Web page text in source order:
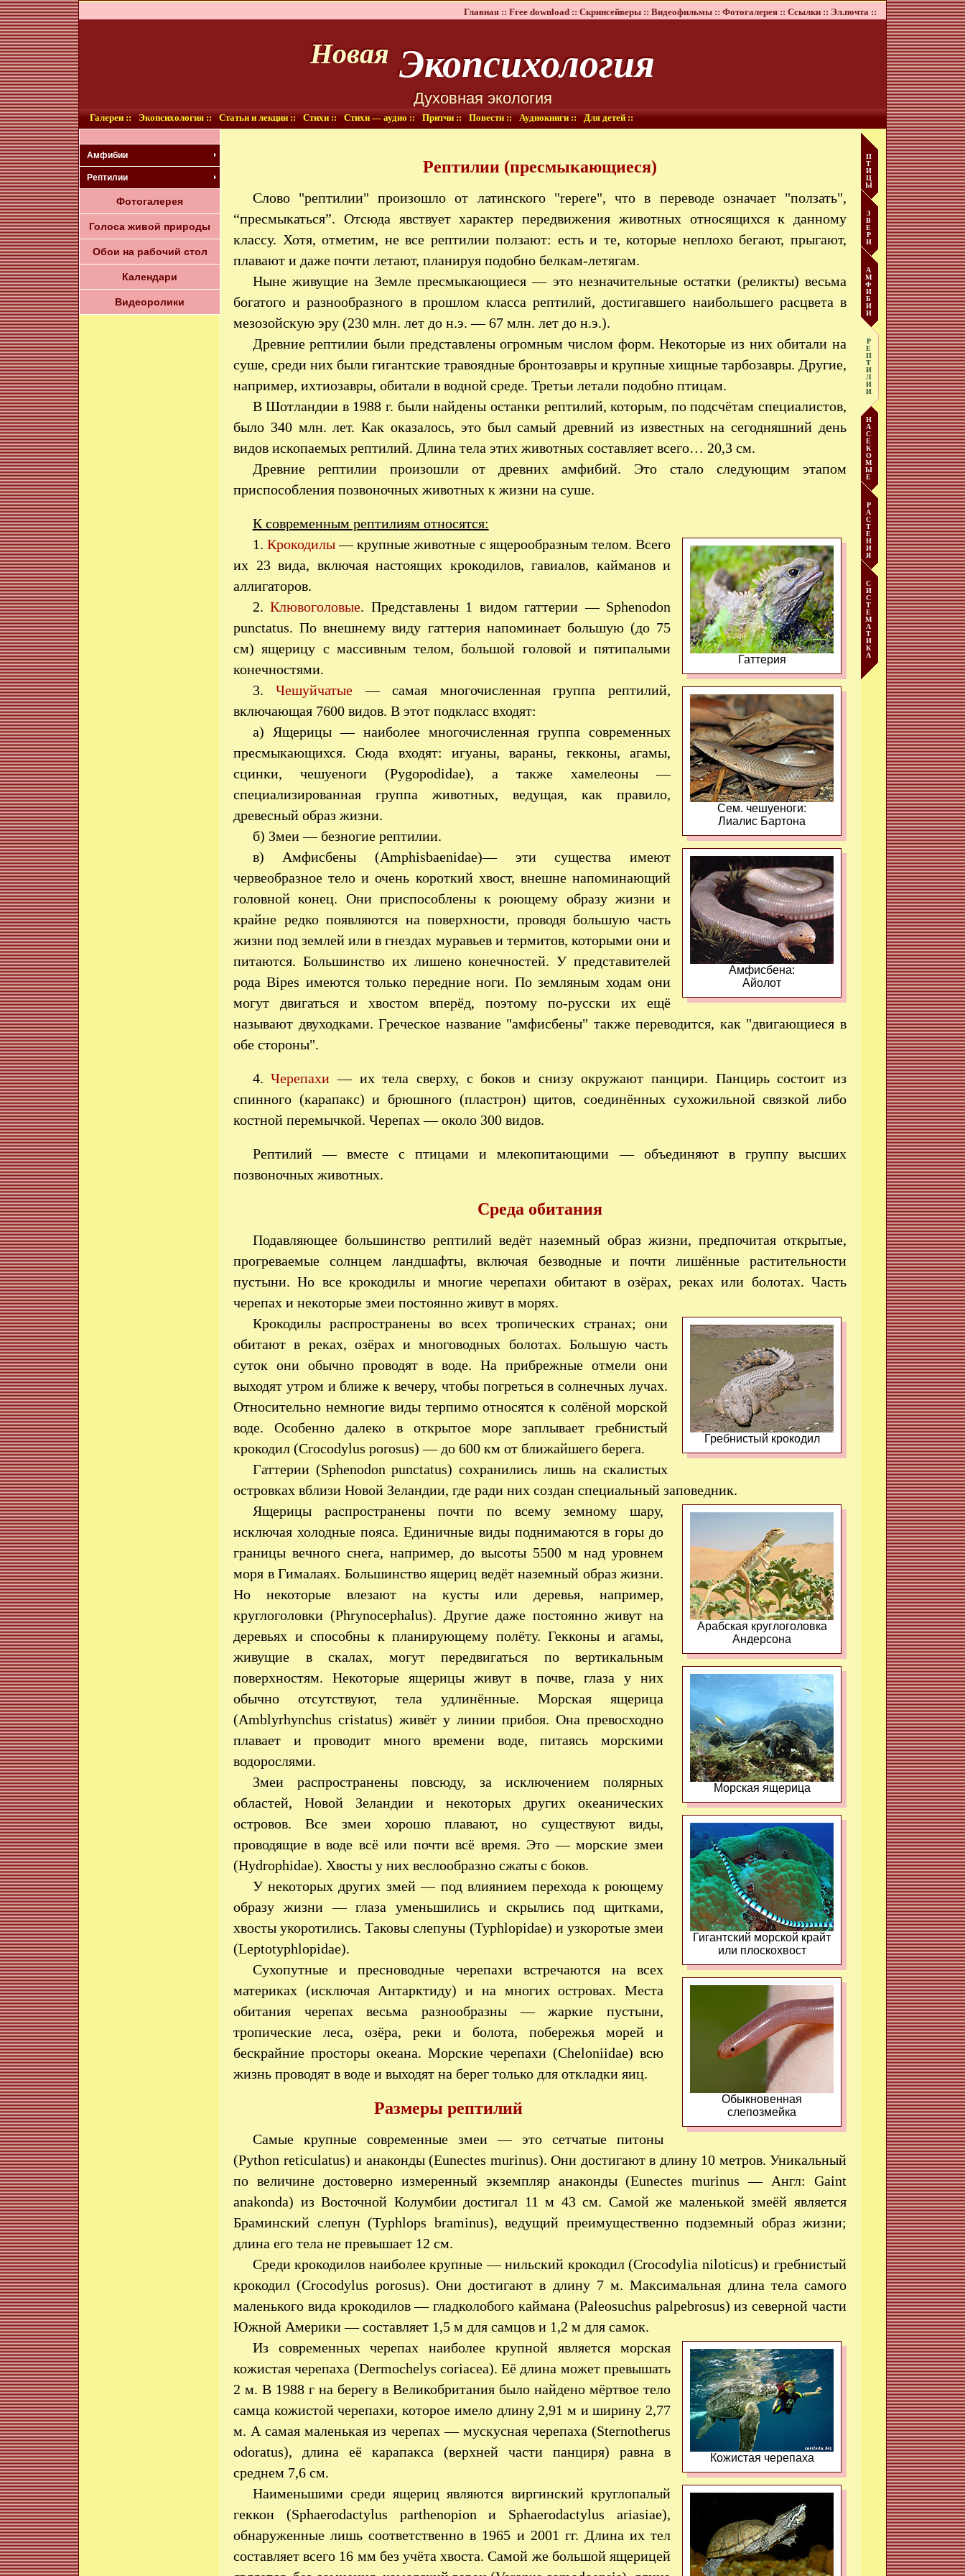
Главная :: Free download :: Скринсейверы :: Видеофильмы :: Фотогалерея :: Ссылки :: Эл.почта ::
Новая Экопсихология
Духовная экология
Галереи :: Экопсихология :: Статьи и лекции :: Стихи :: Стихи — аудио :: Притчи :: Повести :: Аудиокниги :: Для детей ::
Амфибии
Рептилии
Фотогалерея
Голоса живой природы
Обои на рабочий стол
Календари
Видеоролики
П
Т
И
Ц
Ы
З
В
Е
Р
И
А
М
Ф
И
Б
И
И
Р
Е
П
Т
И
Л
И
И
Н
А
С
Е
К
О
М
Ы
Е
Р
А
С
Т
Е
Н
И
Я
С
И
С
Т
Е
М
А
Т
И
К
А
Рептилии (пресмыкающиеся)
Слово "рептилии" произошло от латинского "repere", что в переводе означает "ползать",
“пресмыкаться”. Отсюда явствует характер передвижения животных относящихся к данному
классу. Хотя, отметим, не все рептилии ползают: есть и те, которые неплохо бегают, прыгают,
плавают и даже почти летают, планируя подобно белкам-летягам.
Ныне живущие на Земле пресмыкающиеся — это незначительные остатки (реликты) весьма
богатого и разнообразного в прошлом класса рептилий, достигавшего наибольшего расцвета в
мезозойскую эру (230 млн. лет до н.э. — 67 млн. лет до н.э.).
Древние рептилии были представлены огромным числом форм. Некоторые из них обитали на
суше, среди них были гигантские травоядные бронтозавры и крупные хищные тарбозавры. Другие,
например, ихтиозавры, обитали в водной среде. Третьи летали подобно птицам.
В Шотландии в 1988 г. были найдены останки рептилий, которым, по подсчётам специалистов,
было 340 млн. лет. Как оказалось, это был самый древний из известных на сегодняшний день
видов ископаемых рептилий. Длина тела этих животных составляет всего… 20,3 см.
Древние рептилии произошли от древних амфибий. Это стало следующим этапом
приспособления позвоночных животных к жизни на суше.
К современным рептилиям относятся:
Гаттерия
Сем. чешуеноги:
Лиалис Бартона
Амфисбена:
Айолот
1. Крокодилы— крупные животные с ящерообразным телом. Всего
их 23 вида, включая настоящих крокодилов, гавиалов, кайманов и
аллигаторов.
2.Клювоголовые. Представлены 1 видом гаттерии — Sphenodon
punctatus. По внешнему виду гаттерия напоминает большую (до 75
см) ящерицу с массивным телом, большой головой и пятипалыми
конечностями.
3.Чешуйчатые — самая многочисленная группа рептилий,
включающая 7600 видов. В этот подкласс входят:
а) Ящерицы — наиболее многочисленная группа современных
пресмыкающихся. Сюда входят: игуаны, вараны, гекконы, агамы,
сцинки, чешуеноги (Pygopodidae), а также хамелеоны —
специализированная группа животных, ведущая, как правило,
древесный образ жизни.
б) Змеи — безногие рептилии.
в) Амфисбены (Amphisbaenidae)— эти существа имеют
червеобразное тело и очень короткий хвост, внешне напоминающий
головной конец. Они приспособлены к роющему образу жизни и
крайне редко появляются на поверхности, проводя большую часть
жизни под землей или в гнездах муравьев и термитов, которыми они и
питаются. Большинство их лишено конечностей. У представителей
рода Bipes имеются только передние ноги. По земляным ходам они
могут двигаться и хвостом вперёд, поэтому по-русски их ещё
называют двуходками. Греческое название "амфисбены" также переводится, как "двигающиеся в
обе стороны".
4.Черепахи — их тела сверху, с боков и снизу окружают панцири. Панцирь состоит из
спинного (карапакс) и брюшного (пластрон) щитов, соединённых сухожильной связкой либо
костной перемычкой. Черепах — около 300 видов.
Рептилий — вместе с птицами и млекопитающими — объединяют в группу высших
позвоночных животных.
Среда обитания
Подавляющее большинство рептилий ведёт наземный образ жизни, предпочитая открытые,
прогреваемые солнцем ландшафты, включая безводные и почти лишённые растительности
пустыни. Но все крокодилы и многие черепахи обитают в озёрах, реках или болотах. Часть
черепах и некоторые змеи постоянно живут в морях.
Гребнистый крокодил
Крокодилы распространены во всех тропических странах; они
обитают в реках, озёрах и многоводных болотах. Большую часть
суток они обычно проводят в воде. На прибрежные отмели они
выходят утром и ближе к вечеру, чтобы погреться в солнечных лучах.
Относительно немногие виды терпимо относятся к солёной морской
воде. Особенно далеко в открытое море заплывает гребнистый
крокодил (Crocodylus porosus) — до 600 км от ближайшего берега.
Гаттерии (Sphenodon punctatus) сохранились лишь на скалистых
островках вблизи Новой Зеландии, где ради них создан специальный заповедник.
Арабская круглоголовка
Андерсона
Морская ящерица
Гигантский морской крайт
или плоскохвост
Обыкновенная
слепозмейка
Ящерицы распространены почти по всему земному шару,
исключая холодные пояса. Единичные виды поднимаются в горы до
границы вечного снега, например, до высоты 5500 м над уровнем
моря в Гималаях. Большинство ящериц ведёт наземный образ жизни.
Но некоторые влезают на кусты или деревья, например,
круглоголовки (Phrynocephalus). Другие даже постоянно живут на
деревьях и способны к планирующему полёту. Гекконы и агамы,
живущие в скалах, могут передвигаться по вертикальным
поверхностям. Некоторые ящерицы живут в почве, глаза у них
обычно отсутствуют, тела удлинённые. Морская ящерица
(Amblyrhynchus cristatus) живёт у линии прибоя. Она превосходно
плавает и проводит много времени воде, питаясь морскими
водорослями.
Змеи распространены повсюду, за исключением полярных
областей, Новой Зеландии и некоторых других океанических
островов. Все змеи хорошо плавают, но существуют виды,
проводящие в воде всё или почти всё время. Это — морские змеи
(Hydrophidae). Хвосты у них веслообразно сжаты с боков.
У некоторых других змей — под влиянием перехода к роющему
образу жизни — глаза уменьшились и скрылись под щитками,
хвосты укоротились. Таковы слепуны (Typhlopidae) и узкоротые змеи
(Leptotyphlopidae).
Сухопутные и пресноводные черепахи встречаются на всех
материках (исключая Антарктиду) и на многих островах. Места
обитания черепах весьма разнообразны — жаркие пустыни,
тропические леса, озёра, реки и болота, побережья морей и
бескрайние просторы океана. Морские черепахи (Cheloniidae) всю
жизнь проводят в воде и выходят на берег только для откладки яиц.
Размеры рептилий
Самые крупные современные змеи — это сетчатые питоны
(Python reticulatus) и анаконды (Eunectes murinus). Они достигают в длину 10 метров. Уникальный
по величине достоверно измеренный экземпляр анаконды (Eunectes murinus — Англ: Gaint
anakonda) из Восточной Колумбии достигал 11 м 43 см. Самой же маленькой змеёй является
Браминский слепун (Typhlops braminus), ведущий преимущественно подземный образ жизни;
длина его тела не превышает 12 см.
Среди крокодилов наиболее крупные — нильский крокодил (Crocodylia niloticus) и гребнистый
крокодил (Crocodylus porosus). Они достигают в длину 7 м. Максимальная длина тела самого
маленького вида крокодилов — гладколобого каймана (Paleosuchus palpebrosus) из северной части
Южной Америки — составляет 1,5 м для самцов и 1,2 м для самок.
Кожистая черепаха
Из современных черепах наиболее крупной является морская
кожистая черепаха (Dermochelys coriacea). Её длина может превышать
2 м. В 1988 г на берегу в Великобритания было найдено мёртвое тело
самца кожистой черепахи, которое имело длину 2,91 м и ширину 2,77
м. А самая маленькая из черепах — мускусная черепаха (Sternotherus
odoratus), длина её карапакса (верхней части панциря) равна в
среднем 7,6 см.
Наименьшими среди ящериц являются виргинский круглопалый
геккон (Sphaerodactylus parthenopion и Sphaerodactylus ariasiae),
обнаруженные лишь соответственно в 1965 и 2001 гг. Длина их тел
составляет всего 16 мм без учёта хвоста. Самой же большой ящерицей